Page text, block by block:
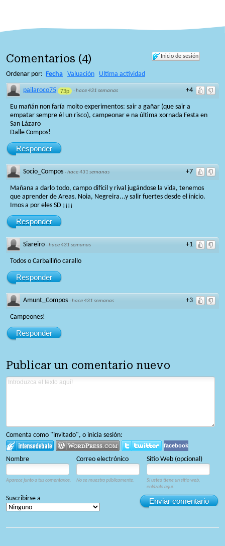
Inicio de sesión
Comentarios (4)
Ordenar por: Fecha Valuación Ultima actividad
+4
pailaroco75 73p ·hace 431 semanas
Eu mañán non faría moito experimentos: sair a gañar (que sair a
empatar sempre él un risco), campeonar e na última xornada Festa en
San Lázaro
Dalle Compos!
Responder
+7
Socio_Compos ·hace 431 semanas
Mañana a darlo todo, campo difícil y rival jugándose la vida, tenemos
que aprender de Areas, Noia, Negreira...y salir fuertes desde el inicio.
Imos a por eles SD ¡¡¡¡
Responder
+1
Siareiro ·hace 431 semanas
Todos o Carballiño carallo
Responder
+3
Amunt_Compos ·hace 431 semanas
Campeones!
Responder
Publicar un comentario nuevo
Comenta como "invitado", o inicia sesión:
facebook
Nombre Correo electrónico Sitio Web (opcional)
Aparece junto a tus comentarios. No se muestra públicamente.
Si usted tiene un sitio web,
enlázalo aquí.
Enviar comentario
Suscribirse a